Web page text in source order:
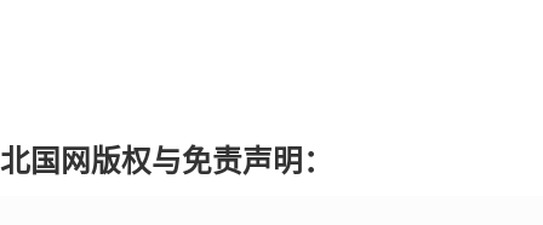
北国网版权与免责声明：